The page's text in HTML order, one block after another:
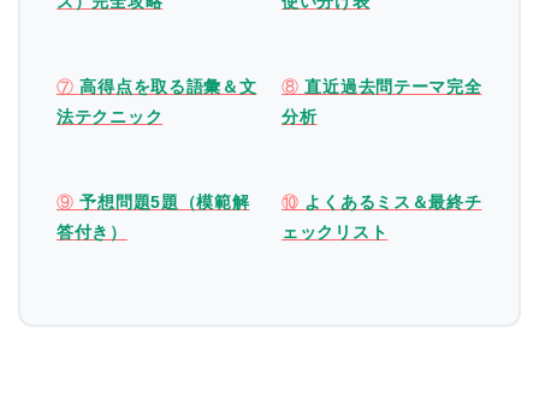
⑦高得点を取る語彙＆文
法テクニック
⑧直近過去問テーマ完全
分析
⑨予想問題5題（模範解
答付き）
⑩ よくあるミス＆最終チ
ェックリスト